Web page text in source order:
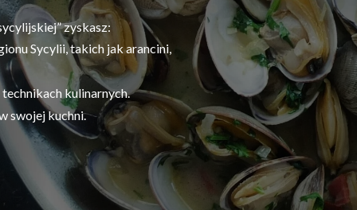
zyskasz:
Sycylii, takich jak arancini,
kulinarnych.
swojej kuchni.